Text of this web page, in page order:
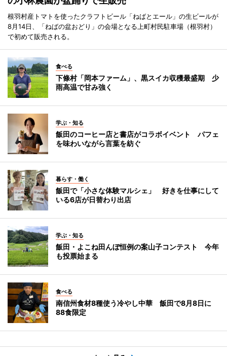
根羽村産トマトを使ったクラフトビール「ねばとエール」の生ビールが
8月14日、「ねばの盆おどり」の会場となる上町村民駐車場（根羽村）
で初めて販売される。
食べる
下條村「岡本ファーム」、黒スイカ収穫最盛期 少
雨高温で甘み強く
学ぶ・知る
飯田のコーヒー店と書店がコラボイベント パフェ
を味わいながら言葉を紡ぐ
暮らす・働く
飯田で「小さな体験マルシェ」 好きを仕事にして
いる6店が日替わり出店
学ぶ・知る
飯田・よこね田んぼ恒例の案山子コンテスト 今年
も投票始まる
食べる
南信州食材8種使う冷やし中華 飯田で8月8日に
88食限定